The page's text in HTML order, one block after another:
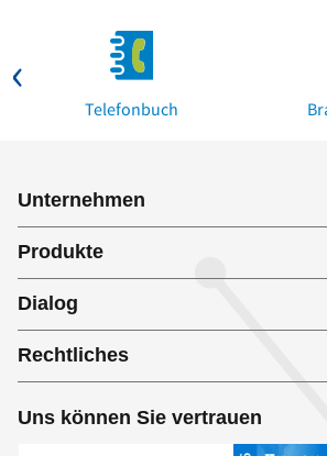
Telefonbuch
Unternehmen
Produkte
Dialog
Rechtliches
Uns können Sie vertrauen